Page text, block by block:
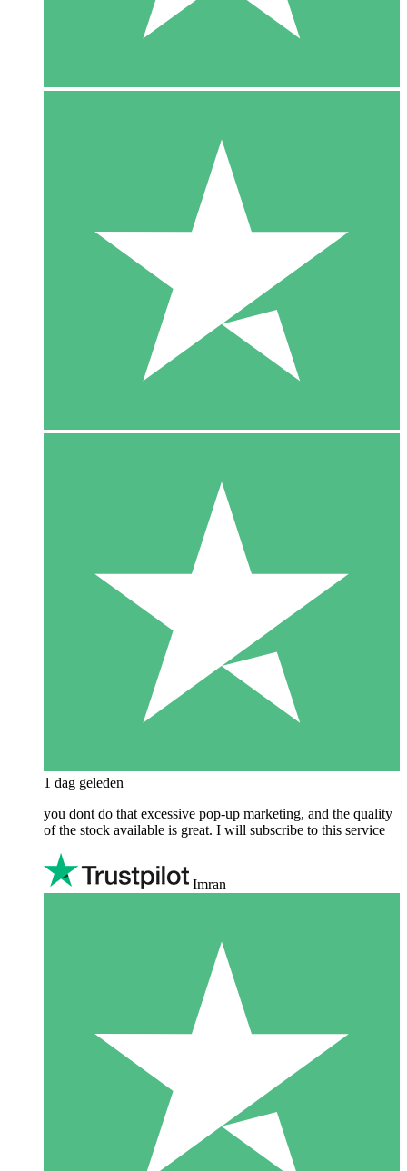
1 dag geleden
you dont do that excessive pop-up marketing, and the quality
of the stock available is great. I will subscribe to this service
Imran